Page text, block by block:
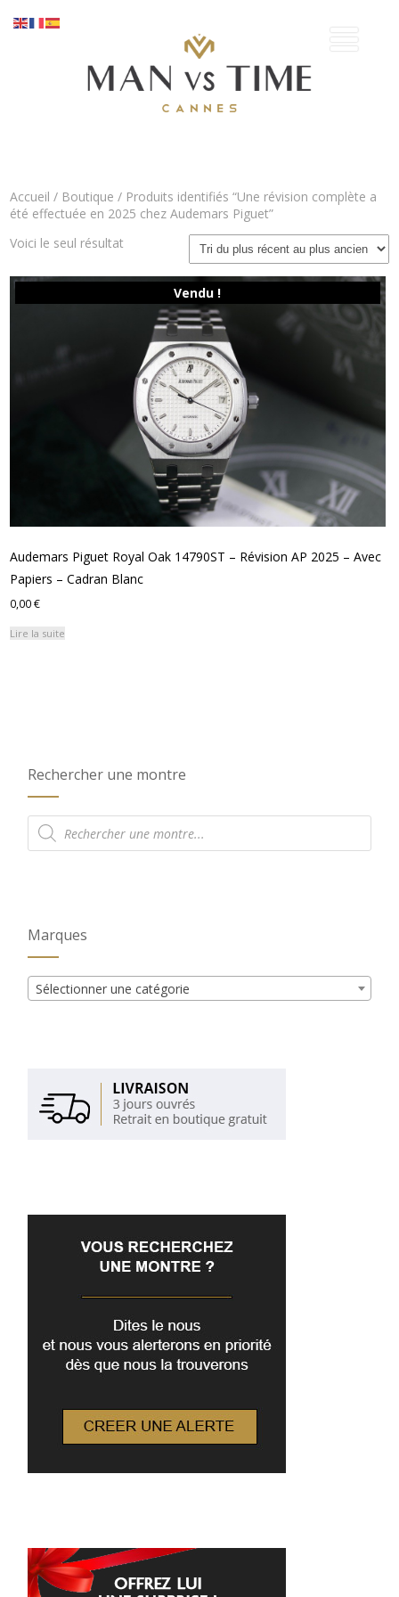
Accueil / Boutique / Produits identifiés “Une révision complète a
été effectuée en 2025 chez Audemars Piguet”
Voici le seul résultat
Vendu !
Audemars Piguet Royal Oak 14790ST – Révision AP 2025 – Avec
Papiers – Cadran Blanc
0,00€
Lire la suite
Rechercher une montre
Recherche
de
produits
Marques
Sélectionner une catégorie